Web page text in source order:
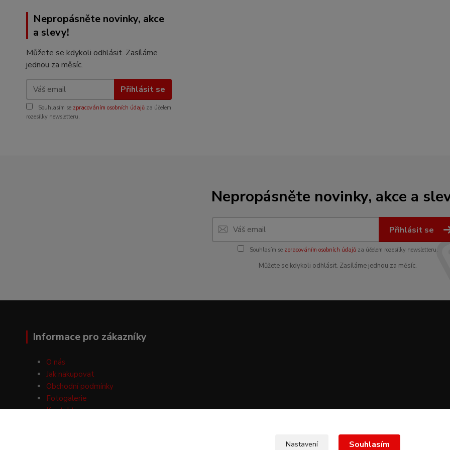
Nepropásněte novinky, akce
a slevy!
Můžete se kdykoli odhlásit. Zasíláme
jednou za měsíc.
Přihlásit se
Souhlasím se zpracováním osobních údajů za účelem
rozesílky newsletteru.
Nepropásněte novinky, akce a
Přihlásit se
Souhlasím se zpracováním osobních údajůza účelem rozesílky newsletteru.
Můžete se kdykoli odhlásit. Zasíláme jednou za měsíc.
Informace pro zákazníky
O nás
Jak nakupovat
Obchodní podmínky
Fotogalerie
Kontakty
Nastavení Souhlasím